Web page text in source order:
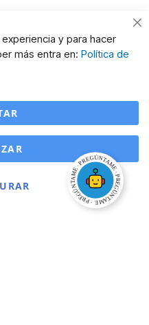
y para hacer
más entra en: Política de